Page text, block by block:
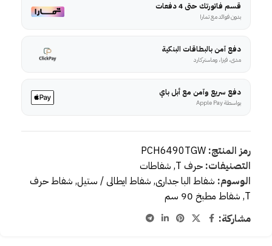
قسم فاتورتك حتى 4 دفعات
بدون فوائد مع تمارا
دفع آمن بالبطاقات البنكية
مدى، فيزا، وماستركارد
دفع سريع وآمن مع أبل باي
بواسطة Apple Pay
رمز المنتج: PCH6490TGW
التصنيفات: حرف T , شفاطات
الوسوم: شفاط البا جدارى, شفاط ايطالى / ستيل, شفاط حرف
T
, شفاط مطبخ 90 سم
مشاركة: